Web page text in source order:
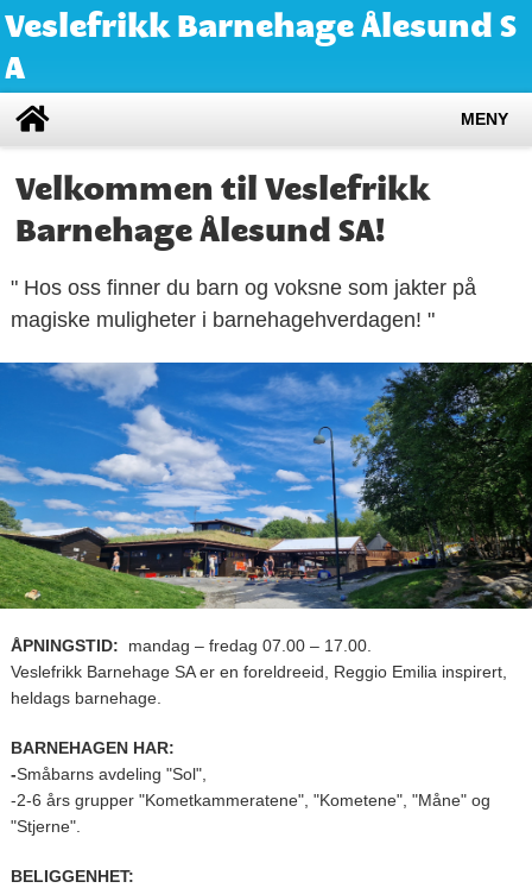
Veslefrikk Barnehage Ålesund S
A
MENY
Velkommen til Veslefrikk
Barnehage Ålesund SA!
" Hos oss finner du barn og voksne som jakter på
magiske muligheter i barnehagehverdagen! "
ÅPNINGSTID: mandag – fredag 07.00 – 17.00.
Veslefrikk Barnehage SA er en foreldreeid, Reggio Emilia inspirert,
heldags barnehage.
BARNEHAGEN HAR:
-Småbarns avdeling "Sol",
-2-6 års grupper "Kometkammeratene", "Kometene", "Måne" og
"Stjerne".
BELIGGENHET: